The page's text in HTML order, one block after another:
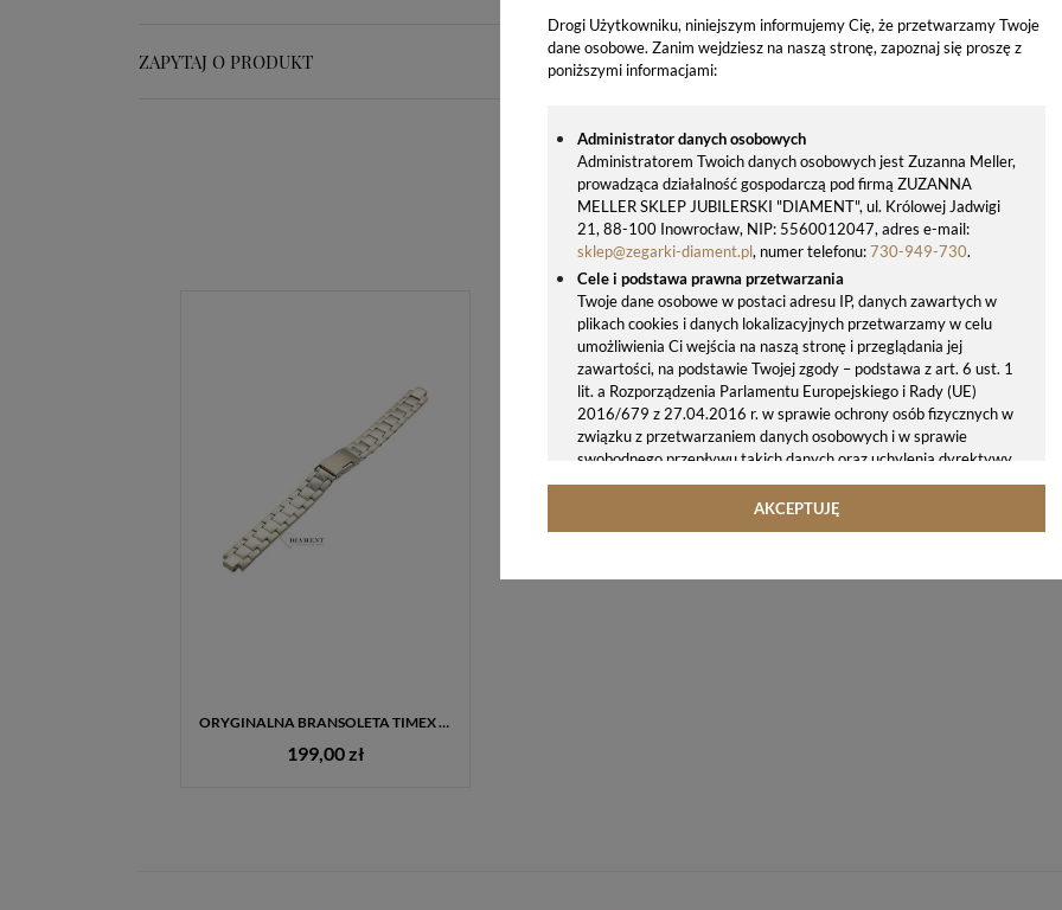
Drogi Użytkowniku, niniejszym informujemy Cię, że przetwarzamy Twoje
dane osobowe. Zanim wejdziesz na naszą stronę, zapoznaj się proszę z
poniższymi informacjami:
Administrator danych osobowych
Administratorem Twoich danych osobowych jest Zuzanna Meller,
prowadząca działalność gospodarczą pod firmą ZUZANNA
MELLER SKLEP JUBILERSKI "DIAMENT", ul. Królowej Jadwigi
21, 88-100 Inowrocław, NIP: 5560012047, adres e-mail:
sklep@zegarki-diament.pl, numer telefonu:730-949-730.
Cele i podstawa prawna przetwarzania
Twoje dane osobowe w postaci adresu IP, danych zawartych w
plikach cookies i danych lokalizacyjnych przetwarzamy w celu
umożliwienia Ci wejścia na naszą stronę i przeglądania jej
zawartości, na podstawie Twojej zgody – podstawa z art. 6 ust. 1
lit. a Rozporządzenia Parlamentu Europejskiego i Rady (UE)
2016/679 z 27.04.2016 r. w sprawie ochrony osób fizycznych w
związku z przetwarzaniem danych osobowych i w sprawie
swobodnego przepływu takich danych oraz uchylenia dyrektywy
95/46/WE (ogólne rozporządzenie o ochronie danych, tj. RODO).
Twoje dane osobowe możemy udostępniać hostingodawcy. Takie
zgodnie z naszymi poleceniami. Przekazujemy Twoje dane poza
AKCEPTUJĘ
ZAPYTAJ O PRODUKT
OSTATNIO OGLĄDANE PRODUKTY
ORYGINALNA BRANSOLETA TIMEX P2M447 DO ZEGARKA TIMEX T2M447 – STALOWA, SREBRNA, 14 MM
199,00 zł